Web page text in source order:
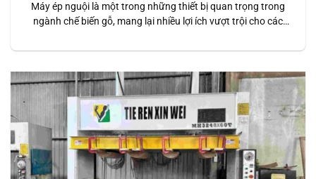
Máy ép nguội là một trong những thiết bị quan trọng trong
ngành chế biến gỗ, mang lại nhiều lợi ích vượt trội cho các
nhau một cách chính xác và đồng đều, máy ép nguội không